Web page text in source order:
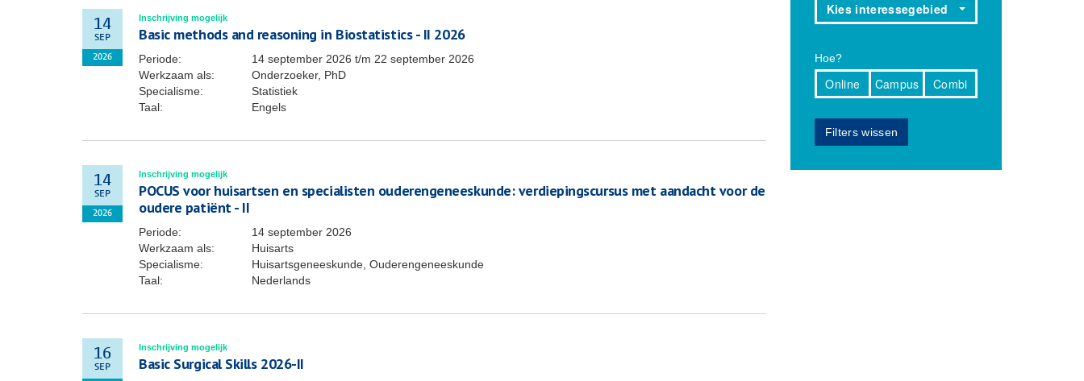
14
SEP
2026
Inschrijving mogelijk
Basic methods and reasoning in Biostatistics - II 2026
Periode: 14 september 2026 t/m 22 september 2026
Werkzaam als:
Onderzoeker, PhD
Specialisme:
Statistiek
Taal:
Engels
14
SEP
2026
Inschrijving mogelijk
POCUS voor huisartsen en specialisten ouderengeneeskunde: verdiepingscursus met aandacht voor de
oudere patiënt - II
Periode:
14 september 2026
Werkzaam als:
Huisarts
Specialisme:
Huisartsgeneeskunde, Ouderengeneeskunde
Taal:
Nederlands
16
SEP
Inschrijving mogelijk
Basic Surgical Skills 2026-II
Kies interessegebied
Hoe?
Online Campus Combi
Filters wissen